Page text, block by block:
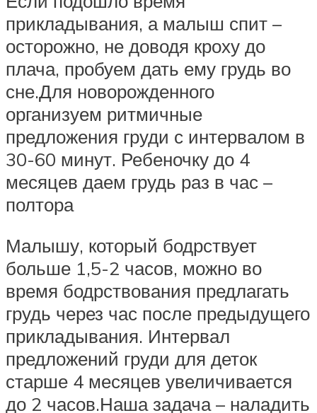
прикладывания, а малыш спит –
осторожно, не доводя кроху до
плача, пробуем дать ему грудь во
сне.Для новорожденного
организуем ритмичные
предложения груди с интервалом в
30-60 минут. Ребеночку до 4
месяцев даем грудь раз в час –
полтора
Малышу, который бодрствует
больше 1,5-2 часов, можно во
время бодрствования предлагать
грудь через час после предыдущего
прикладывания. Интервал
предложений груди для деток
старше 4 месяцев увеличивается
до 2 часов.Наша задача – наладить